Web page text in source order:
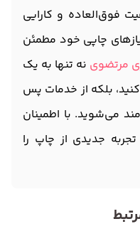
فوق‌العاده و کارایی
چاپی خود مطمئن
مرتضوی نه تنها به یک
بلکه از خدمات پس
می‌شوید. با اطمینان
جدیدی از چاپ را